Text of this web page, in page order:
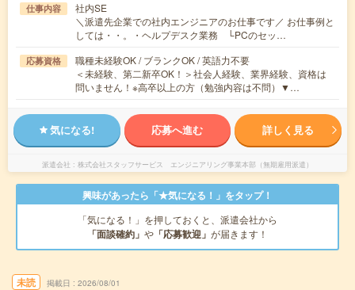
仕事内容
社内SE
＼派遣先企業での社内エンジニアのお仕事です／ お仕事例と
しては・・。・ヘルプデスク業務 └PCのセッ…
応募資格
職種未経験OK / ブランクOK / 英語力不要
＜未経験、第二新卒OK！＞社会人経験、業界経験、資格は
問いません！※高卒以上の方（勉強内容は不問）▼…
気になる! 応募へ進む 詳しく見る
派遣会社 株式会社スタッフサービス エンジニアリング事業本部（無期雇用派遣）
興味があったら「★気になる！」をタップ！
「気になる！」を押しておくと、派遣会社から
「面談確約」 や 「応募歓迎」 が届きます！
未読 掲載日 2026/08/01